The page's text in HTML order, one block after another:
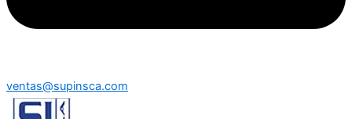
ventas@supinsca.com